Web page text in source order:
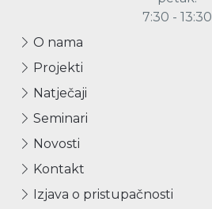
7:30 - 13:30
O nama
Projekti
Natječaji
Seminari
Novosti
Kontakt
Izjava o pristupačnosti